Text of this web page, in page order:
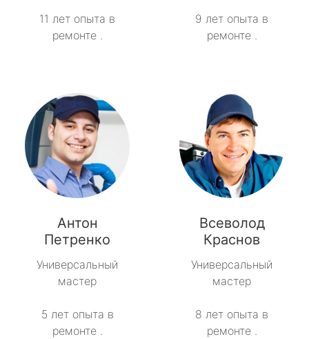
11 лет опыта в
ремонте .
9 лет опыта в
ремонте .
Антон
Петренко
Универсальный
мастер
5 лет опыта в
ремонте .
Всеволод
Краснов
Универсальный
мастер
8 лет опыта в
ремонте .